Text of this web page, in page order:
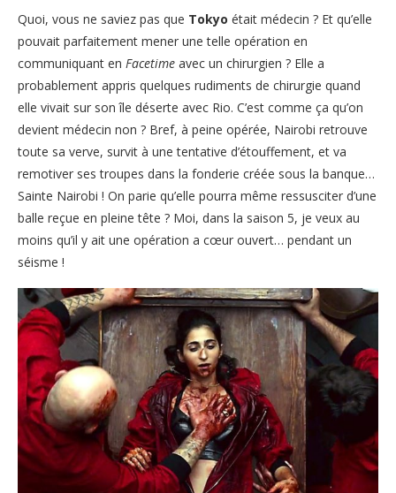
Quoi, vous ne saviez pas que Tokyo était médecin ? Et qu’elle
pouvait parfaitement mener une telle opération en
communiquant en Facetime avec un chirurgien ? Elle a
probablement appris quelques rudiments de chirurgie quand
elle vivait sur son île déserte avec Rio. C’est comme ça qu’on
devient médecin non ? Bref, à peine opérée, Nairobi retrouve
toute sa verve, survit à une tentative d’étouffement, et va
remotiver ses troupes dans la fonderie créée sous la banque…
Sainte Nairobi ! On parie qu’elle pourra même ressusciter d’une
balle reçue en pleine tête ? Moi, dans la saison 5, je veux au
moins qu’il y ait une opération a cœur ouvert… pendant un
séisme !